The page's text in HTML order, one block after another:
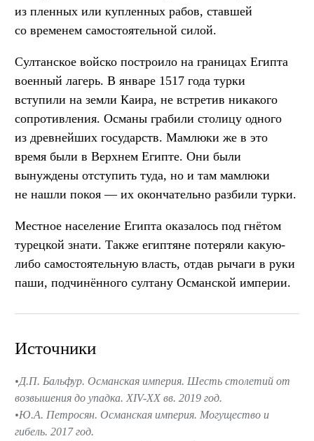
из пленных или купленных рабов, ставшей
со временем самостоятельной силой.
Султанское войско построило на границах Египта
военный лагерь. В январе 1517 года турки
вступили на земли Каира, не встретив никакого
сопротивления. Османы грабили столицу одного
из древнейших государств. Мамлюки же в это
время были в Верхнем Египте. Они были
вынуждены отступить туда, но и там мамлюки
не нашли покоя — их окончательно разбили турки.
Местное население Египта оказалось под гнётом
турецкой знати. Также египтяне потеряли какую-
либо самостоятельную власть, отдав рычаги в руки
паши, подчинённого султану Османской империи.
Источники
Д.П. Бальфур. Османская империя. Шесть столетий от
возвышения до упадка. XIV-XX вв. 2019 год.
Ю.А. Петросян. Османская империя. Могущество и
гибель. 2017 год.